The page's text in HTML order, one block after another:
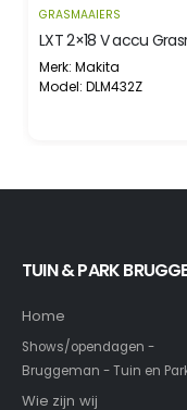
GRASMAAIERS
LXT 2×18 V accu
Merk: Makita
Model: DLM432Z
TUIN & PARK
Home
Shows/opendagen -
Bruggeman - Tuin en
Wie zijn wij